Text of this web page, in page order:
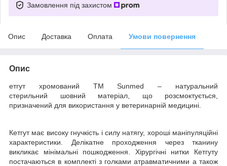
Замовлення під захистом
Опис Доставка Оплата Умови повернення
Опис
етгут хромований ТМ Sunmed – натуральний
стерильний шовний матеріал, що розсмоктується,
призначений для використання у ветеринарній медицині.
Кетгут має високу гнучкість і силу натягу, хороші маніпуляційні
характеристики. Делікатне проходження через тканину
викликає мінімальні пошкодження. Хірургічні нитки Кетгуту
постачаються в комплекті з голками атравматичними а також